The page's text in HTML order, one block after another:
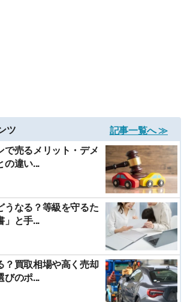
ツ
記事一覧へ ≫
で売るメリット・デメ
の違い...
うなる？等級を守るた
」と手...
？買取相場や高く売却
びのポ...